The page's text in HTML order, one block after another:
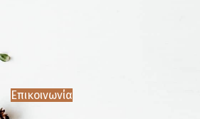
Επικοινωνία